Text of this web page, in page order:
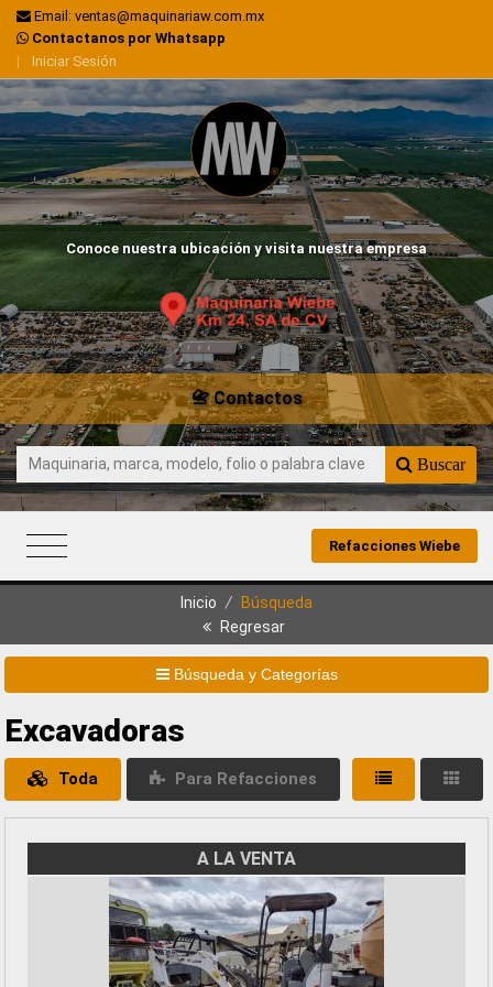
Email: ventas@maquinariaw.com.mx
Contactanos por Whatsapp
|
Iniciar Sesión
Conoce nuestra ubicación y visita nuestra empresa
📇 Contactos
Buscar
Refacciones Wiebe
Inicio /
Búsqueda
Regresar
Búsqueda y Categorías
Excavadoras
Toda Para Refacciones
A LA VENTA